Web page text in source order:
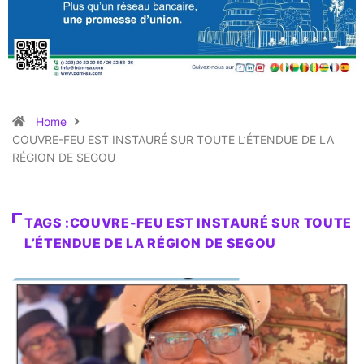
Home
COUVRE-FEU EST INSTAURÉ SUR TOUTE L’ÉTENDUE DE LA
RÉGION DE SEGOU
TAGS :COUVRE-FEU EST INSTAURÉ SUR TOUTE
L’ÉTENDUE DE LA RÉGION DE SEGOU